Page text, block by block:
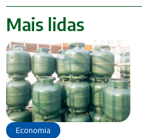
Mais lidas
Economia